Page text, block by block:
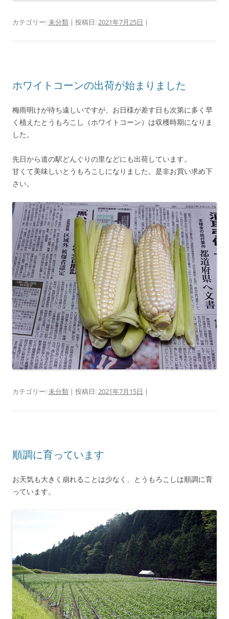
カテゴリー:未分類 | 投稿日:2021年7月25日 |
ホワイトコーンの出荷が始まりました
梅雨明けが待ち遠しいですが、お日様が差す日も次第に多く早
く植えたとうもろこし（ホワイトコーン）は収穫時期になりま
した。
先日から道の駅どんぐりの里などにも出荷しています。
甘くて美味しいとうもろこしになりました。是非お買い求め下
さい。
カテゴリー:未分類 | 投稿日:2021年7月15日 |
順調に育っています
お天気も大きく崩れることは少なく、とうもろこしは順調に育
っています。